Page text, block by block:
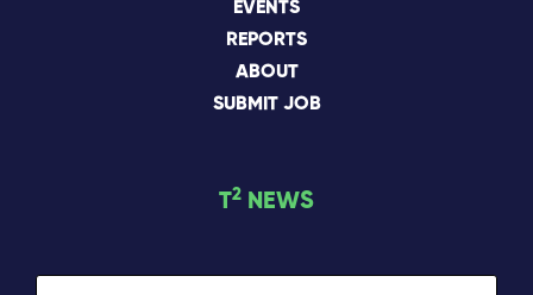
EVENTS
REPORTS
ABOUT
SUBMIT JOB
T2 NEWS